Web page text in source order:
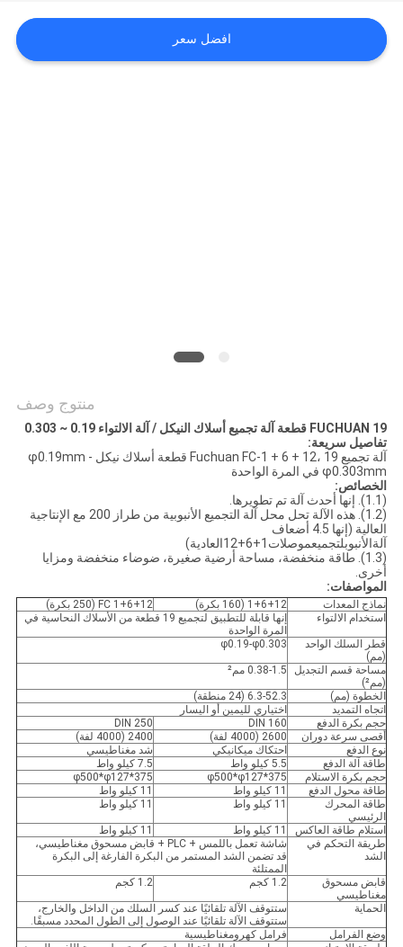
بنا
أخبار
افضل سعر
منتوج وصف
FUCHUAN 19 قطعة آلة تجميع أسلاك النيكل / آلة الالتواء 0.19 ~ 0.303
تفاصيل سريعة:
آلة تجميع Fuchuan FC-1 + 6 + 12، 19 قطعة أسلاك نيكل φ0.19mm -
φ0.303mm في المرة الواحدة
الخصائص:
(1.1). إنها أحدث آلة تم تطويرها.
(1.2). هذه الآلة تحل محل آلة التجميع الأنبوبية من طراز 200 مع الإنتاجية
العالية (إنها 4.5 أضعاف
آلةالأنبوبلتجميعموصلات1+6+12العادية)
(1.3). طاقة منخفضة، مساحة أرضية صغيرة، ضوضاء منخفضة ومزايا
أخرى.
المواصفات:
نماذج المعدات 1+6+12 (160 بكرة)
FC 1+6+12 (250 بكرة)
استخدام الالتواء
إنها قابلة للتطبيق لتجميع 19 قطعة من الأسلاك النحاسية في
المرة الواحدة
قطر السلك الواحد
(مم)
φ0.19-φ0.303
مساحة قسم التجديل
(مم²)
0.38-1.5 مم²
الخطوة (مم)
6.3-52.3 (24 منطقة)
اتجاه التمديد
اختياري لليمين أو اليسار
حجم بكرة الدفع
DIN 160
DIN 250
أقصى سرعة دوران
2600 (4000 لفة)
2400 (4000 لفة)
نوع الدفع
احتكاك ميكانيكي
شد مغناطيسي
طاقة آلة الدفع
5.5 كيلو واط
7.5 كيلو واط
حجم بكرة الاستلام
φ500*φ127*375
φ500*φ127*375
طاقة محول الدفع
11 كيلو واط
11 كيلو واط
طاقة المحرك
الرئيسي
11 كيلو واط 11 كيلو واط
استلام طاقة العاكس 11 كيلو واط
11 كيلو واط
طريقة التحكم في
الشد
شاشة تعمل باللمس + PLC + قابض مسحوق مغناطيسي،
قد تضمن الشد المستمر من البكرة الفارغة إلى البكرة
الممتلئة
قابض مسحوق
مغناطيسي
1.2 كجم 1.2 كجم
الحماية
ستتوقف الآلة تلقائيًا عند كسر السلك من الداخل والخارج،
ستتوقف الآلة تلقائيًا عند الوصول إلى الطول المحدد مسبقًا.
وضع الفرامل
فرامل كهرومغناطيسية